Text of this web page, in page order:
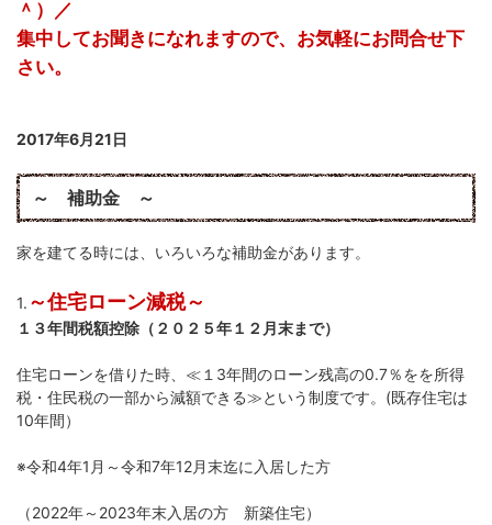
＾）／
集中してお聞きになれますので、お気軽にお問合せ下
さい。
2017年6月21日
～ 補助金 ～
家を建てる時には、いろいろな補助金があります。
1. ～住宅ローン減税～
１３年間税額控除（２０２５年１２月末まで）
住宅ローンを借りた時、≪１3年間のローン残高の0.7％をを所得
税・住民税の一部から減額できる≫という制度です。(既存住宅は
10年間）
※令和4年1月～令和7年12月末迄に入居した方
（2022年～2023年末入居の方 新築住宅）